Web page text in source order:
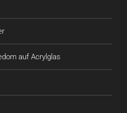
auf Acrylglas